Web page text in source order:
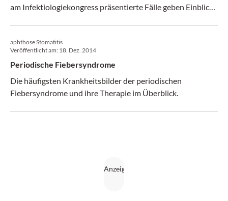
am Infektiologiekongress präsentierte Fälle geben Einblicke
aphthose Stomatitis
Veröffentlicht am: 18. Dez. 2014
Periodische Fiebersyndrome
Die häufigsten Krankheitsbilder der periodischen
Fiebersyndrome und ihre Therapie im Überblick.